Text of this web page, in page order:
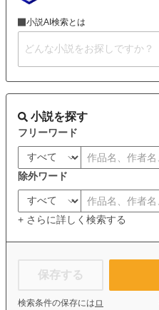
小説AI検索とは
小説を探す
フリーワード
除外ワード
+ さらに詳しく検索する
保存する
検索条件の保存には ロ